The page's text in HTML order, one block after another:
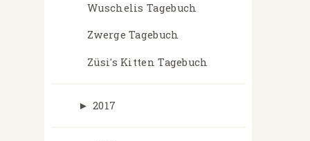
Wuschelis Tagebuch
Zwerge Tagebuch
Züsi's Kitten Tagebuch
► 2017